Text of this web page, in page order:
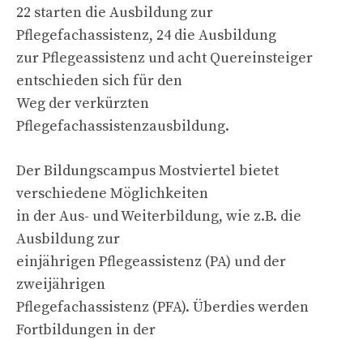
22 starten die Ausbildung zur
Pflegefachassistenz, 24 die Ausbildung
zur Pflegeassistenz und acht Quereinsteiger
entschieden sich für den
Weg der verkürzten
Pflegefachassistenzausbildung.
Der Bildungscampus Mostviertel bietet
verschiedene Möglichkeiten
in der Aus- und Weiterbildung, wie z.B. die
Ausbildung zur
einjährigen Pflegeassistenz (PA) und der
zweijährigen
Pflegefachassistenz (PFA). Überdies werden
Fortbildungen in der